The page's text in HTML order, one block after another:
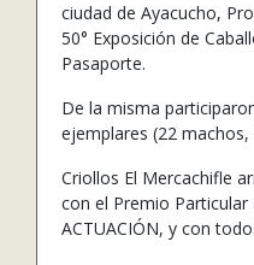
ciudad de Ayacucho,
50° Exposición de
Pasaporte.
De la misma
ejemplares (22
Criollos El Mercachifle
con el Premio Particular
ACTUACIÓN, y con